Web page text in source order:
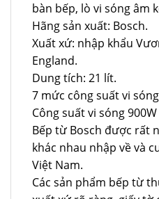
bàn bếp, lò vi sóng âm
Hãng sản xuất: Bosch.
Xuất xứ: nhập khẩu
England.
Dung tích: 21 lít.
7 mức công suất vi
Công suất vi sóng 900W
Bếp từ Bosch được rất
khác nhau nhập về và
Việt Nam.
Các sản phẩm bếp từ